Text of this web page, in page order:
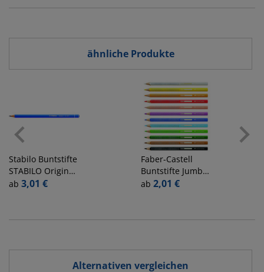
(BxHxL) 187100
ähnliche Produkte
Stabilo Buntstifte
STABILO Original,
87/405, blau,
ab 3,01 €
Faber-Castell
Buntstifte Jumbo
GRIP, 110915,
ab 2,01 €
Alternativen vergleichen